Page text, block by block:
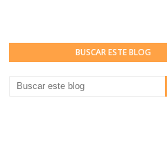
BUSCAR ESTE BLOG